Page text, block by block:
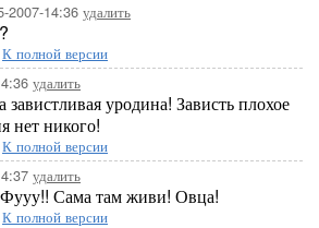
2007-14:36 удалить
К полной версии
удалить
уродина! Зависть плохое
нет никого!
К полной версии
удалить
Сама там живи! Овца!
К полной версии